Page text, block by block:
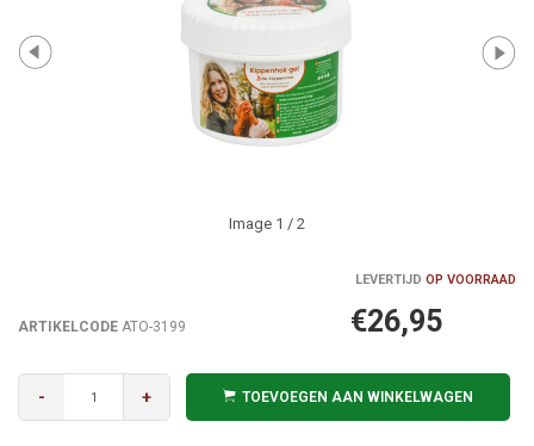
Image 1 / 2
LEVERTIJD OP VOORRAAD
ARTIKELCODE ATO-3199 €26,95
- + TOEVOEGEN AAN WINKELWAGEN